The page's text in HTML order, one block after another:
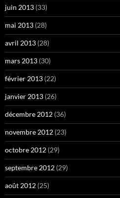
juin 2013 (33)
mai 2013 (28)
avril 2013 (28)
mars 2013 (30)
février 2013 (22)
janvier 2013 (26)
décembre 2012 (36)
novembre 2012 (23)
octobre 2012 (29)
septembre 2012 (29)
août 2012 (25)